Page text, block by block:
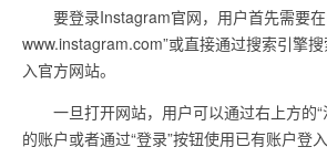
要登录Instagram官网，用户首先需要在
www.instagram.com”或直接通过搜索引擎
入官方网站。
一旦打开网站，用户可以通过右上方的“
的账户或者通过“登录”按钮使用已有账户登入